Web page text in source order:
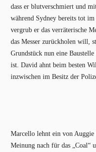
dass er blutverschmiert und
während Sydney bereits tot
vergrub er das verräterische
das Messer zurückholen will,
Grundstück nun eine
ist. David ahnt beim besten
inzwischen im Besitz der
Marcello lehnt ein von Auggie
Meinung nach für das „Coal“